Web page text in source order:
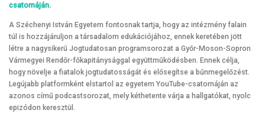
csatornáján.
A Széchenyi István Egyetem fontosnak tartja, hogy az intézmény falain
túl is hozzájáruljon a társadalom edukációjához, ennek keretében jött
létre a nagysikerű Jogtudatosan programsorozat a Győr-Moson-Sopron
Vármegyei Rendőr-főkapitánysággal együttműködésben. Ennek célja,
hogy növelje a fiatalok jogtudatosságát és elősegítse a bűnmegelőzést.
Legújabb platformként elstartol az egyetem YouTube-csatornáján az
azonos című podcastsorozat, mely kéthetente várja a hallgatókat, nyolc
epizódon keresztül.